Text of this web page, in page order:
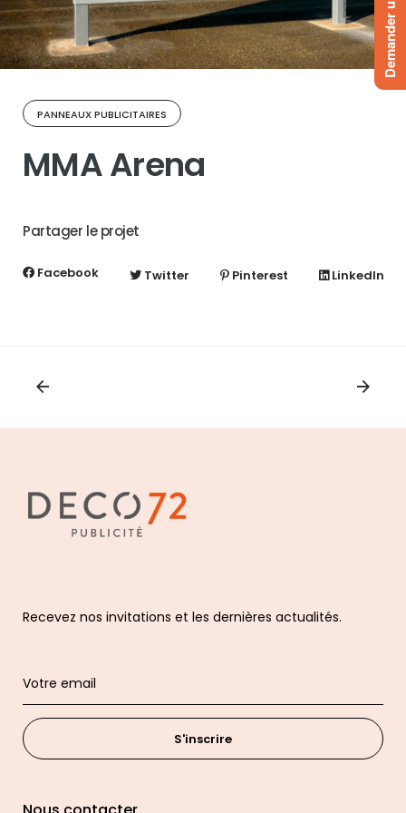
PANNEAUX PUBLICITAIRES
MMA Arena
Partager le projet
Facebook Twitter Pinterest LinkedIn
Recevez nos invitations et les dernières actualités.
S'inscrire